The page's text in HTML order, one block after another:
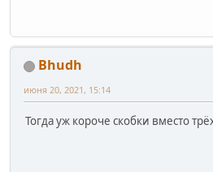
Bhudh
июня 20, 2021, 15:14
Тогда уж короче скобки вместо